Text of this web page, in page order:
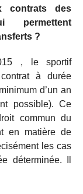
contrats des
permettent
?
, le sportif
à durée
d’un an
possible). Ce
commun du
en matière de
les cas
déterminée. Il